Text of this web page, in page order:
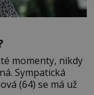
momenty, nikdy
(64) se má už